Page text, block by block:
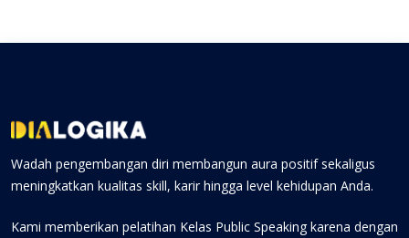
Wadah pengembangan diri membangun aura positif sekaligus
meningkatkan kualitas skill, karir hingga level kehidupan Anda.
Kami memberikan pelatihan Kelas Public Speaking karena dengan